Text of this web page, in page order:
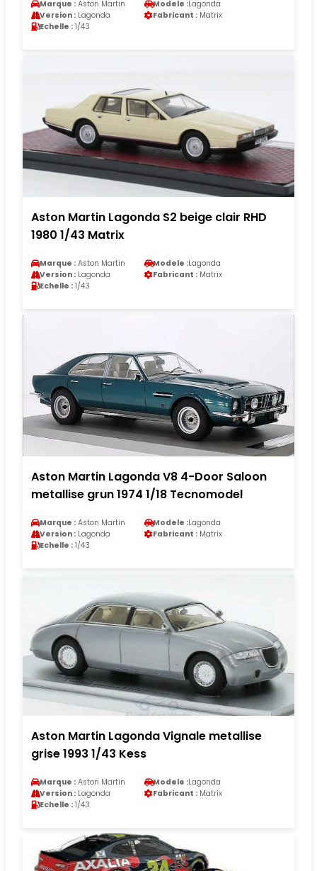
Marque : Aston Martin Modele :Lagonda
Version : Lagonda Fabricant : Matrix
Echelle : 1/43
Aston Martin Lagonda S2 beige clair RHD
1980 1/43 Matrix
Marque : Aston Martin Modele :Lagonda
Version : Lagonda Fabricant : Matrix
Echelle : 1/43
Aston Martin Lagonda V8 4-Door Saloon
metallise grun 1974 1/18 Tecnomodel
Marque : Aston Martin Modele :Lagonda
Version : Lagonda Fabricant : Matrix
Echelle : 1/43
Aston Martin Lagonda Vignale metallise
grise 1993 1/43 Kess
Marque : Aston Martin Modele :Lagonda
Version : Lagonda Fabricant : Matrix
Echelle : 1/43